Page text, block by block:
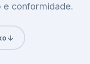
conformidade.